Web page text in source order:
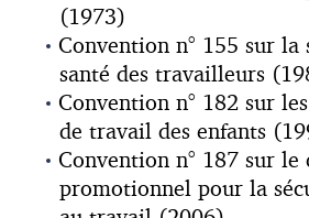
(1973)
Convention n° 155 sur la
santé des travailleurs
Convention n° 182 sur
de travail des enfants
Convention n° 187 sur le
promotionnel pour la